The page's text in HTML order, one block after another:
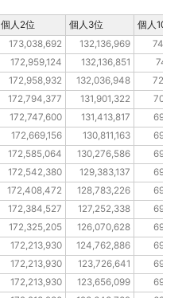
173,038,692 132,136,969
172,959,124 132,136,851
172,958,932 132,036,948
172,794,377 131,901,322
172,747,600 131,413,817
172,669,156 130,811,163
172,585,064 130,276,586
172,542,380 129,383,137
172,408,472 128,783,226
172,384,527 127,252,338
172,325,205 126,070,628
172,213,930 124,762,886
172,213,930 123,726,641
172,213,930 123,656,099
個人2位 個人3位
個人10位